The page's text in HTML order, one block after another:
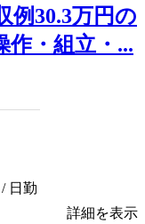
例30.3万円の
作・組立・...
日勤
詳細を表示